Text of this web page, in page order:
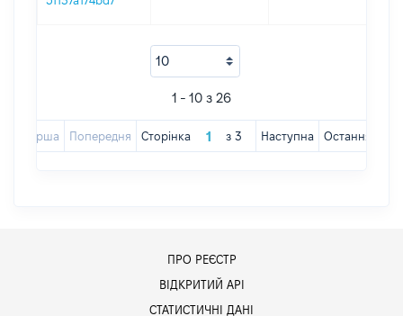
1 - 10 з 26
Перша Попередня Сторінка з 3 Наступна Остання
ПРО РЕЄСТР
ВІДКРИТИЙ АРІ
СТАТИСТИЧНІ ДАНІ